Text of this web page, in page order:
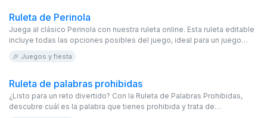
Ruleta de Perinola
Juega al clásico Perinola con nuestra ruleta online. Esta ruleta editable
incluye todas las opciones posibles del juego, ideal para un juego
🎉 Juegos y fiesta
Ruleta de palabras prohibidas
¿Listo para un reto divertido? Con la Ruleta de Palabras Prohibidas,
descubre cuál es la palabra que tienes prohibida y trata de